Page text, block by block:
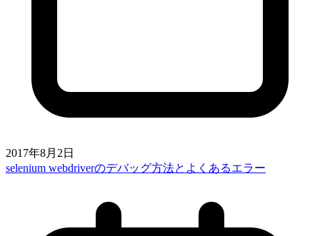
2017年8月2日
selenium webdriverのデバッグ方法とよくあるエラー